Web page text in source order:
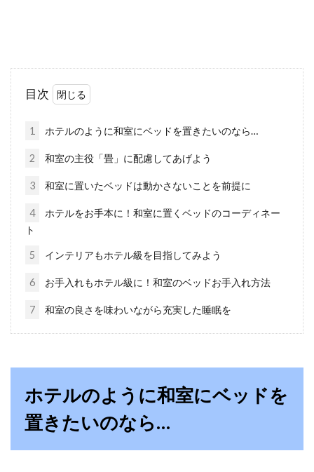
布団クリーナー選びに困ったら、シ
ャープをチェックしよう！
干せない日も多くなります。また、ベッド派の
みなさんが子どもの頃に使っていた机はいま、
どのような状況ですか？傷やいたずら書き、シ
ールを貼...
目次
1 ホテルのように和室にベッドを置きたいのなら…
2 和室の主役「畳」に配慮してあげよう
3 和室に置いたベッドは動かさないことを前提に
4
ホテルをお手本に！和室に置くベッドのコーディネー
ト
5 インテリアもホテル級を目指してみよう
6 お手入れもホテル級に！和室のベッドお手入れ方法
7 和室の良さを味わいながら充実した睡眠を
ホテルのように和室にベッドを
置きたいのなら…